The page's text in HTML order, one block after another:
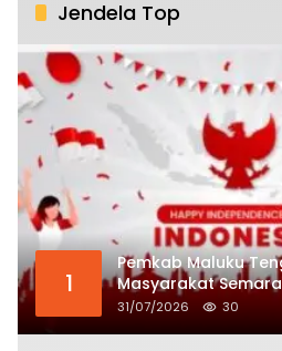
Jendela Top
1
Pemkab Maluku
Masyarakat
dengan Semangat
31/07/2026 30